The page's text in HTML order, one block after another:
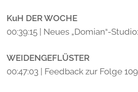
KuH DER WOCHE
00:39:15 | Neues „Domian“-
WEIDENGEFLÜSTER
00:47:03 | Feedback zur Folge 109